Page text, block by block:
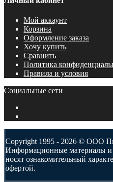
Мой аккаунт
Корзина
Оформление заказа
Хочу купить
Сравнить
Политика
Правила и условия
Социальные сети
Copyright 1995 - 2026 © ООО
Информационные материалы и
носят ознакомительный
офертой.